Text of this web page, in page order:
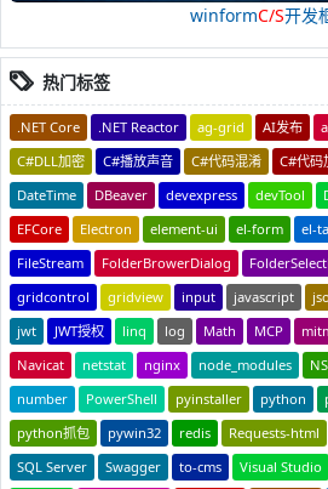
winformC/S开发
热门标签
.NET Core .NET Reactor ag-grid AI发布
C#DLL加密
C#播放声音 C#代码混淆 C#代码
DateTime
DBeaver devexpress devTool
EFCore
Electron element-ui el-form el-
FileStream
FolderBrowerDialog
gridcontrol
gridview input javascript
jwt
JWT授权 linq log Math MCP
Navicat
netstat nginx node_modules
number
PowerShell pyinstaller python
python抓包
pywin32 redis Requests-html
SQL Server
Swagger to-cms Visual Studio